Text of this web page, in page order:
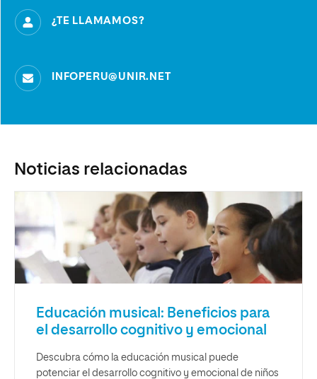
¿TE LLAMAMOS?
INFOPERU@UNIR.NET
Noticias relacionadas
Educación musical: Beneficios para
el desarrollo cognitivo y emocional
Descubra cómo la educación musical puede
potenciar el desarrollo cognitivo y emocional de niños